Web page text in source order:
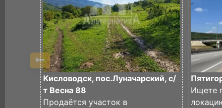
Кисловодск, пос.Луначарский, с/
т Весна 88
Продаётся участок в
Ищете